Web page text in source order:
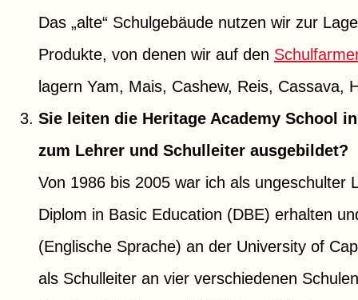
Das „alte“ Schulgebäude nutzen wir zur
Produkte, von denen wir auf den
lagern Yam, Mais, Cashew, Reis, Cassava,
Sie leiten die Heritage Academy School
zum Lehrer und Schulleiter ausgebildet?
Von 1986 bis 2005 war ich als ungeschulter
Diplom in Basic Education (DBE) erhalten
(Englische Sprache) an der University of
als Schulleiter an vier verschiedenen